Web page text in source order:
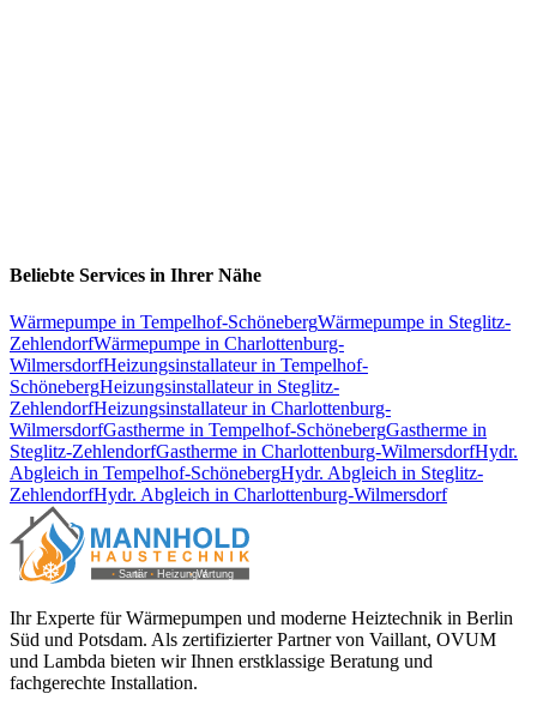
Beliebte Services in Ihrer Nähe
Wärmepumpe in Tempelhof-SchönebergWärmepumpe in Steglitz-
ZehlendorfWärmepumpe in Charlottenburg-
WilmersdorfHeizungsinstallateurin Tempelhof-
SchönebergHeizungsinstallateurin Steglitz-
ZehlendorfHeizungsinstallateurin Charlottenburg-
WilmersdorfGastherme in Tempelhof-SchönebergGastherme in
Steglitz-ZehlendorfGastherme in Charlottenburg-WilmersdorfHydr.
Abgleich in Tempelhof-SchönebergHydr. Abgleich in Steglitz-
ZehlendorfHydr. Abgleich in Charlottenburg-Wilmersdorf
Ihr Experte für Wärmepumpen und moderne Heiztechnik in Berlin
Süd und Potsdam. Als zertifizierter Partner von Vaillant, OVUM
und Lambda bieten wir Ihnen erstklassige Beratung und
fachgerechte Installation.